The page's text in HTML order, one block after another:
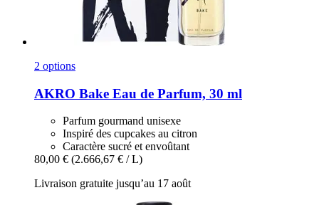
2 options
AKRO Bake Eau de Parfum, 30 ml
Parfum gourmand unisexe
Inspiré des cupcakes au citron
Caractère sucré et envoûtant
80,00 € (2.666,67 € / L)
Livraison gratuite jusqu’au 17 août